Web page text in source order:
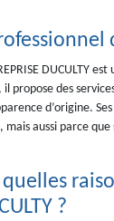
DUCULTY
propose des
d’origine.
aussi parce
?